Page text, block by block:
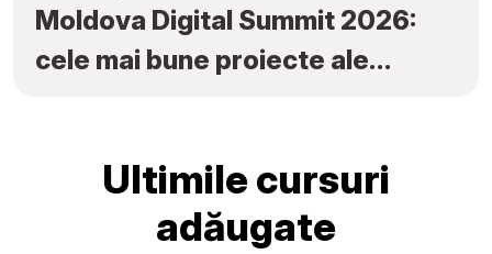
Moldova Digital Summit 2026:
cele mai bune proiecte ale
Ultimile cursuri
adăugate